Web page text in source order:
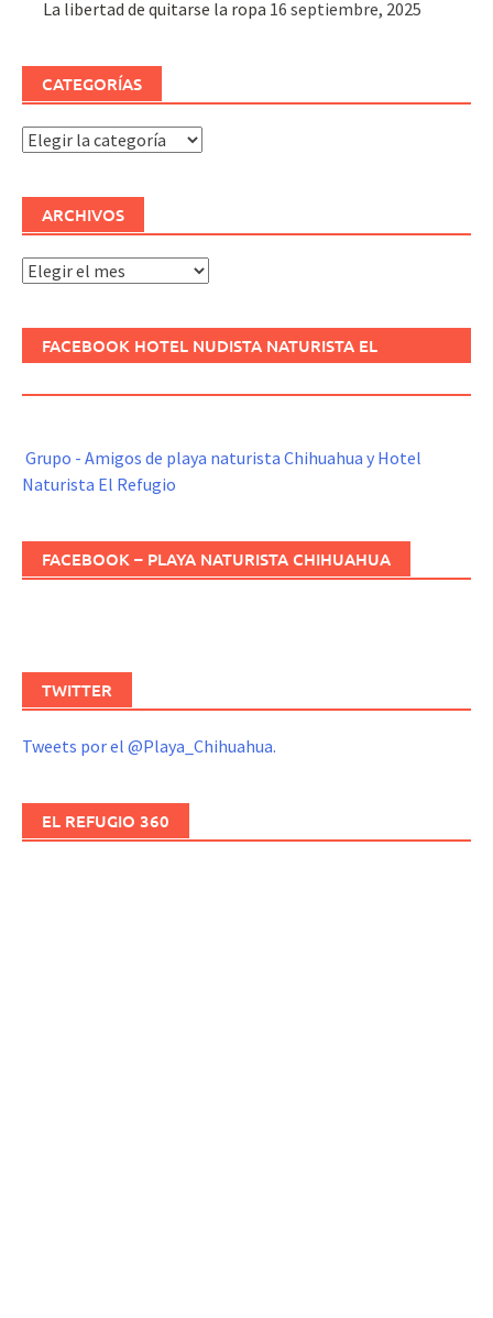
La libertad de quitarse la ropa 16 septiembre, 2025
CATEGORÍAS
Categorías
ARCHIVOS
Archivos
FACEBOOK HOTEL NUDISTA NATURISTA EL
Grupo - Amigos de playa naturista Chihuahua y Hotel
Naturista El Refugio
FACEBOOK – PLAYA NATURISTA CHIHUAHUA
TWITTER
Tweets por el @Playa_Chihuahua.
EL REFUGIO 360